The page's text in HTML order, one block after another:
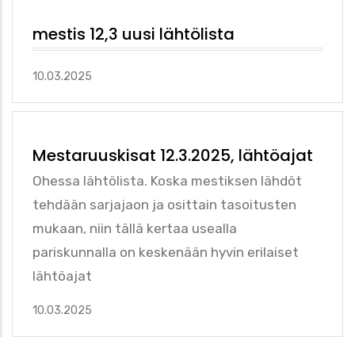
mestis 12,3 uusi lähtölista
10.03.2025
Mestaruuskisat 12.3.2025, lähtöajat
Ohessa lähtölista. Koska mestiksen lähdöt
tehdään sarjajaon ja osittain tasoitusten
mukaan, niin tällä kertaa usealla
pariskunnalla on keskenään hyvin erilaiset
lähtöajat
10.03.2025